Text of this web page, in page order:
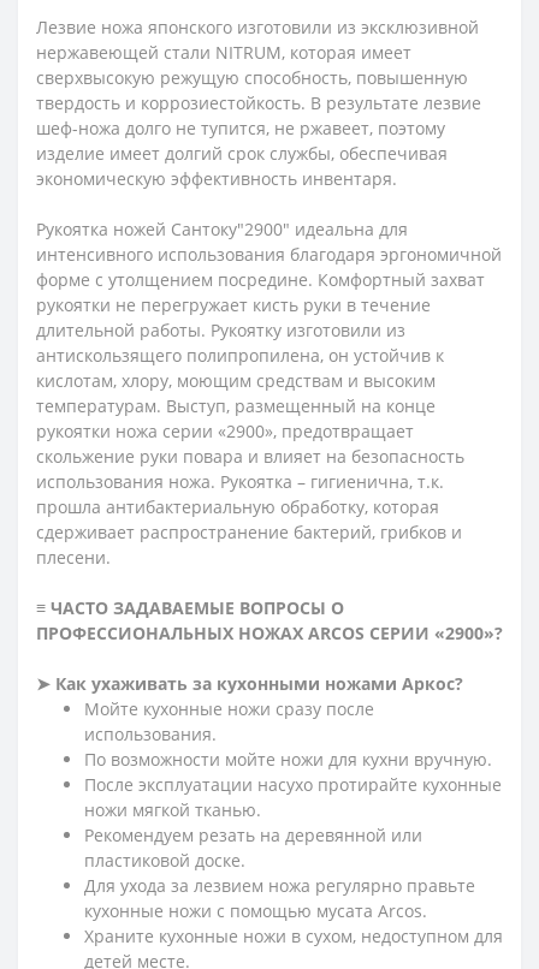
Лезвие ножа японского изготовили из эксклюзивной
нержавеющей стали NITRUM, которая имеет
сверхвысокую режущую способность, повышенную
твердость и коррозиестойкость. В результате лезвие
шеф-ножа долго не тупится, не ржавеет, поэтому
изделие имеет долгий срок службы, обеспечивая
экономическую эффективность инвентаря.
Рукоятка ножей Сантоку"2900" идеальна для
интенсивного использования благодаря эргономичной
форме с утолщением посредине. Комфортный захват
рукоятки не перегружает кисть руки в течение
длительной работы. Рукоятку изготовили из
антискользящего полипропилена, он устойчив к
кислотам, хлору, моющим средствам и высоким
температурам. Выступ, размещенный на конце
рукоятки ножа серии «2900», предотвращает
скольжение руки повара и влияет на безопасность
использования ножа. Рукоятка – гигиенична, т.к.
прошла антибактериальную обработку, которая
сдерживает распространение бактерий, грибков и
плесени.
≡ ЧАСТО ЗАДАВАЕМЫЕ ВОПРОСЫ О
ПРОФЕССИОНАЛЬНЫХ НОЖАХ ARCOS СЕРИИ «2900»?
➤ Как ухаживать за кухонными ножами Аркос?
Мойте кухонные ножи сразу после
использования.
По возможности мойте ножи для кухни вручную.
После эксплуатации насухо протирайте кухонные
ножи мягкой тканью.
Рекомендуем резать на деревянной или
пластиковой доске.
Для ухода за лезвием ножа регулярно правьте
кухонные ножи с помощью мусата Arcos.
Храните кухонные ножи в сухом, недоступном для
детей месте.